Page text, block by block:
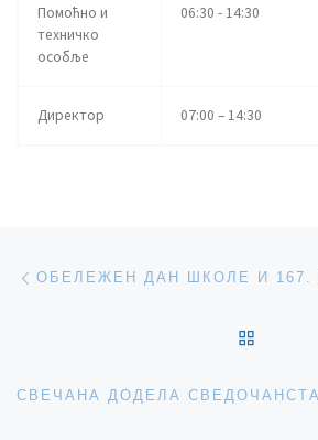
Помоћно и
техничко
особље
06:30 - 14:30
Директор 07:00 – 14:30
Post navigation